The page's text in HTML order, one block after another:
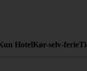
HotelKør-selv-ferie